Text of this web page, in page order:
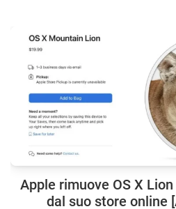
Apple rimuove OS X
dal suo store online